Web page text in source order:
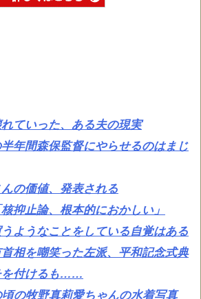
ていった、ある夫の現実
年間森保監督にやらせるのはまじ
んの価値、発表される
抑止論、根本的におかしい」
うようなことをしている自覚はある
相を嘲笑った左派、平和記念式典
を付けるも……
頃の牧野真莉愛ちゃんの水着写真